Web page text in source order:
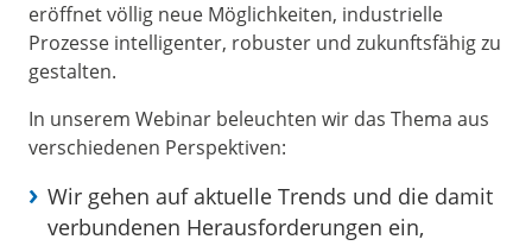
eröffnet völlig neue Möglichkeiten, industrielle
Prozesse intelligenter, robuster und zukunftsfähig zu
gestalten.
In unserem Webinar beleuchten wir das Thema aus
verschiedenen Perspektiven:
Wir gehen auf aktuelle Trends und die damit
verbundenen Herausforderungen ein,